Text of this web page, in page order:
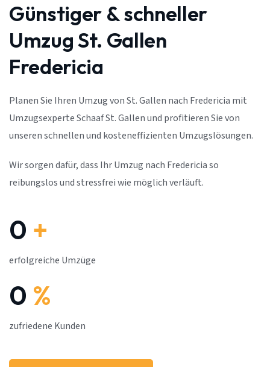
Günstiger & schneller
Umzug St. Gallen
Fredericia
Planen Sie Ihren Umzug von St. Gallen nach Fredericia mit
Umzugsexperte Schaaf St. Gallen und profitieren Sie von
unseren schnellen und kosteneffizienten Umzugslösungen.
Wir sorgen dafür, dass Ihr Umzug nach Fredericia so
reibungslos und stressfrei wie möglich verläuft.
0 +
erfolgreiche Umzüge
0 %
zufriedene Kunden